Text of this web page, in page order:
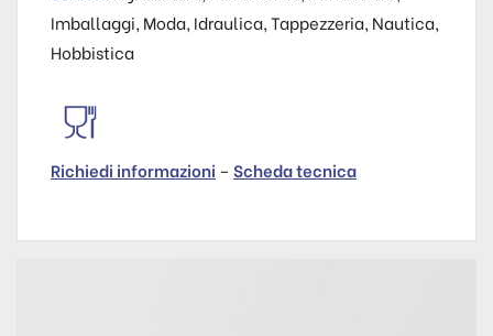
Imballaggi, Moda, Idraulica, Tappezzeria, Nautica,
Hobbistica
Richiedi informazioni – Scheda tecnica